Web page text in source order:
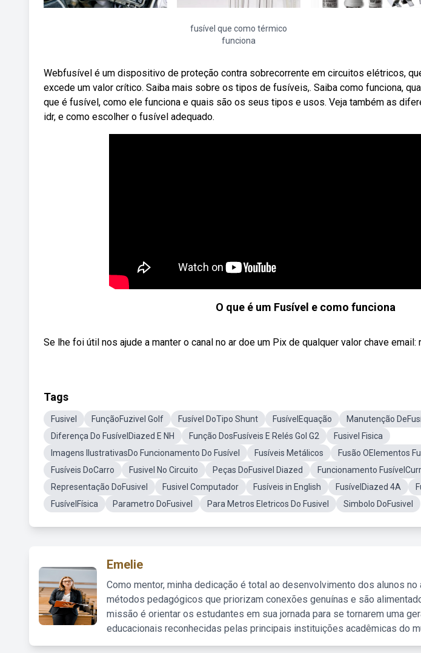
fusível que como térmico
funciona
Webfusível é um dispositivo de proteção contra sobrecorrente em circuitos elétricos,
excede um valor crítico. Saiba mais sobre os tipos de fusíveis,. Saiba como funciona,
que é fusível, como ele funciona e quais são os seus tipos e usos. Veja também as
idr, e como escolher o fusível adequado.
O que é um Fusível e como funciona
Se lhe foi útil nos ajude a manter o canal no ar doe um Pix de qualquer valor chave email:
Tags
Fusivel FunçãoFuzivel Golf Fusível DoTipo Shunt FusívelEquação
Manutenção
Diferença Do FusívelDiazed E NH
Função DosFusíveis E Relés Gol G2
Fusivel Fisica
Imagens IlustrativasDo Funcionamento Do Fusível
Fusíveis Metálicos Fusão OElementos
Fusíveis DoCarro
Fusivel No Circuito Peças DoFusivel Diazed
Funcionamento
Representação DoFusivel
Fusivel Computador Fusíveis in English FusívelDiazed 4A
FusívelFísica
Parametro DoFusivel Para Metros Eletricos Do Fusivel Simbolo DoFusivel
Emelie
Como mentor, minha dedicação é total ao desenvolvimento dos alunos
métodos pedagógicos que priorizam conexões genuínas e são
missão é orientar os estudantes em sua jornada para se tornarem uma
educacionais reconhecidas pelas principais instituições acadêmicas do